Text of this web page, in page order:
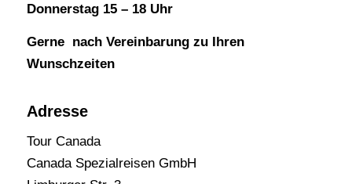
Donnerstag 15 – 18 Uhr
Gerne nach Vereinbarung zu Ihren
Wunschzeiten
Adresse
Tour Canada
Canada Spezialreisen GmbH